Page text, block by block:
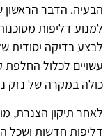
הבעיה. הדבר הראשון
למנוע דליפות
לבצע בדיקה יסודית
עשויים לכלול
כולה במקרה של נזק
לאחר תיקון הצנרת,
דליפות חדשות ושכל